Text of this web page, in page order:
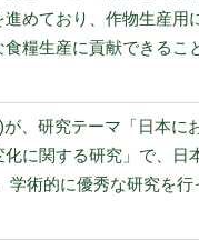
めており、作物生産
糧生産に貢献できる
、研究テーマ「日本
に関する研究」で、
術的に優秀な研究を